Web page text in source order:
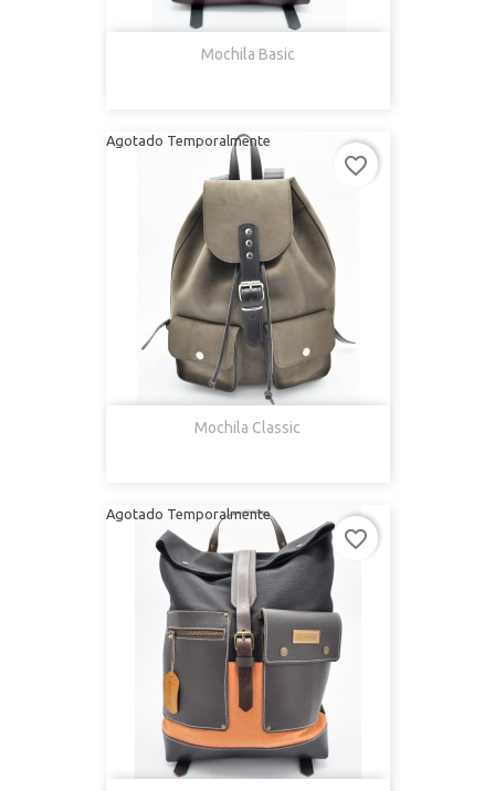
Mochila Basic
Mochila Classic
Agotado Temporalmente
favorite_border
Agotado Temporalmente
favorite_border